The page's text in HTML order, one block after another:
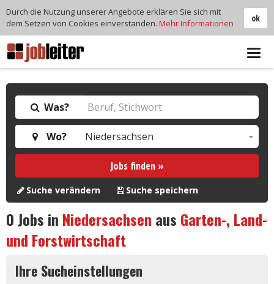
Was?
Wo?
Jobs finden »
Suche verändern Suche speichern
0Jobs in Niedersachsen aus Garten-, Land-
und Forstwirtschaft
Ihre Sucheinstellungen
ok
Durch die Nutzung unserer Angebote erklären Sie sich mit
dem Setzen von Cookies einverstanden. Mehr Informationen